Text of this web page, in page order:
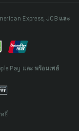
Express, JCB และ
Pay และ พร้อมเพย์
ธิ์